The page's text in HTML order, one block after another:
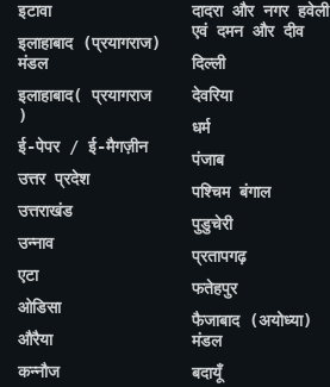
इटावा
इलाहाबाद (प्रयागराज)
मंडल
इलाहाबाद( प्रयागराज
)
ई-पेपर / ई-मैगज़ीन
उत्तर प्रदेश
उत्तराखंड
उन्नाव
एटा
ओडिसा
औरैया
कन्नौज
दादरा और नगर हवेली
एवं दमन और दीव
दिल्ली
देवरिया
धर्म
पंजाब
पश्चिम बंगाल
पुडुचेरी
प्रतापगढ़
फतेहपुर
फैजाबाद (अयोध्या)
मंडल
बदायूँ